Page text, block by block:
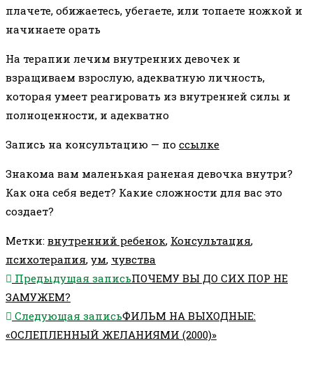
плачете, обижаетесь, убегаете, или топаете ножкой и
начинаете орать
На терапии лечим внутренних девочек и
взращиваем взрослую, адекватную личность,
которая умеет реагировать из внутренней силы и
полноценности, и адекватно
Запись на консультацию — по ссылке
Знакома вам маленькая раненая девочка внутри?
Как она себя ведет? Какие сложности для вас это
создает?
Метки: внутренний ребенок, Консультация,
психотерапия, ум, чувства
Еще
статьи
Предыдущая записьПОЧЕМУ ВЫ ДО СИХ ПОР НЕ
ЗАМУЖЕМ?
Следующая записьФИЛЬМ НА ВЫХОДНЫЕ:
«ОСЛЕПЛЕННЫЙ ЖЕЛАНИЯМИ (2000)»